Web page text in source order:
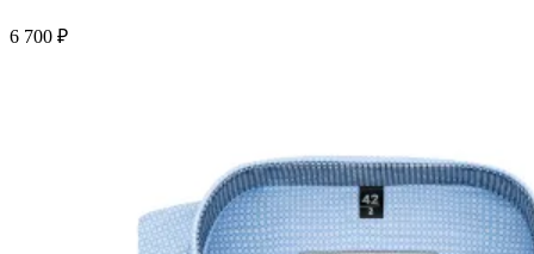
6 700 ₽